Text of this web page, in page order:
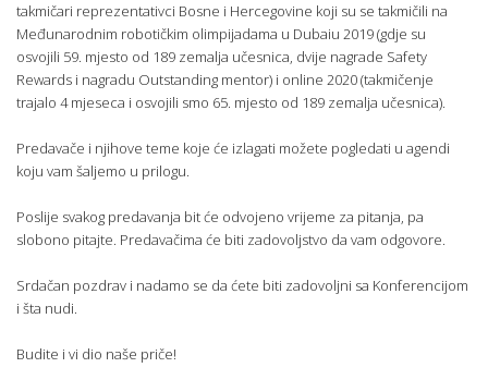
takmičari reprezentativci Bosne i Hercegovine koji su se takmičili na
Međunarodnim robotičkim olimpijadama u Dubaiu 2019 (gdje su
osvojili 59. mjesto od 189 zemalja učesnica, dvije nagrade Safety
Rewards i nagradu Outstanding mentor) i online 2020 (takmičenje
trajalo 4 mjeseca i osvojili smo 65. mjesto od 189 zemalja učesnica).
Predavače i njihove teme koje će izlagati možete pogledati u agendi
koju vam šaljemo u prilogu.
Poslije svakog predavanja bit će odvojeno vrijeme za pitanja, pa
slobono pitajte. Predavačima će biti zadovoljstvo da vam odgovore.
Srdačan pozdrav i nadamo se da ćete biti zadovoljni sa Konferencijom
i šta nudi.
Budite i vi dio naše priče!